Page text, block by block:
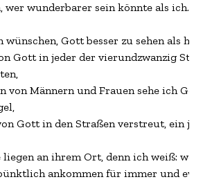
wer wunderbarer sein könnte als ich.
Gott besser zu sehen als
Gott in jeder der vierundzwanzig
von Männern und Frauen sehe ich
Gott in den Straßen verstreut, ein
liegen an ihrem Ort, denn ich weiß:
ankommen für immer und